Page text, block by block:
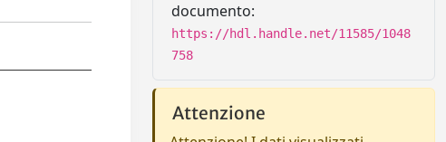
documento:
https://hdl.handle.net/11585/1048
758
Attenzione